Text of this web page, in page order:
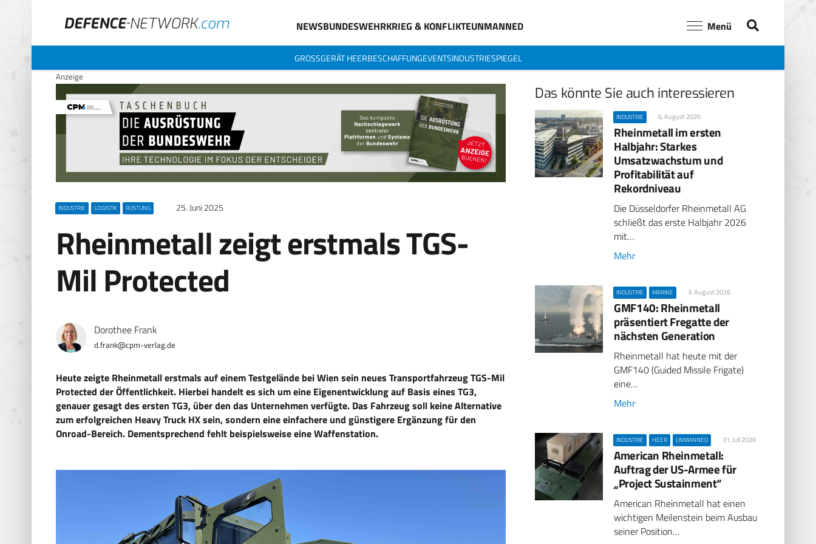
NEWSBUNDESWEHRKRIEG & KONFLIKTEUNMANNED Menü
GROSSGERÄT HEERBESCHAFFUNGEVENTSINDUSTRIESPIEGEL
Anzeige
INDUSTRIE LOGISTIK RÜSTUNG 25. Juni 2025
Rheinmetall zeigt erstmals TGS-
Mil Protected
Dorothee Frank
d.frank@cpm-verlag.de
Heute zeigte Rheinmetall erstmals auf einem Testgelände bei Wien sein neues Transportfahrzeug TGS-Mil
Protected der Öffentlichkeit. Hierbei handelt es sich um eine Eigenentwicklung auf Basis eines TG3,
genauer gesagt des ersten TG3, über den das Unternehmen verfügte. Das Fahrzeug soll keine Alternative
zum erfolgreichen Heavy Truck HX sein, sondern eine einfachere und günstigere Ergänzung für den
Onroad-Bereich. Dementsprechend fehlt beispielsweise eine Waffenstation.
Das könnte Sie auch interessieren
INDUSTRIE 6. August 2026
Rheinmetall im ersten
Halbjahr: Starkes
Umsatzwachstum und
Profitabilität auf
Rekordniveau
Die Düsseldorfer Rheinmetall AG
schließt das erste Halbjahr 2026
mit…
Mehr
INDUSTRIE MARINE 3. August 2026
GMF140: Rheinmetall
präsentiert Fregatte der
nächsten Generation
Rheinmetall hat heute mit der
GMF140 (Guided Missile Frigate)
eine…
Mehr
INDUSTRIE HEER UNMANNED 31. Juli 2026
American Rheinmetall:
Auftrag der US-Armee für
„Project Sustainment“
American Rheinmetall hat einen
wichtigen Meilenstein beim Ausbau
seiner Position…